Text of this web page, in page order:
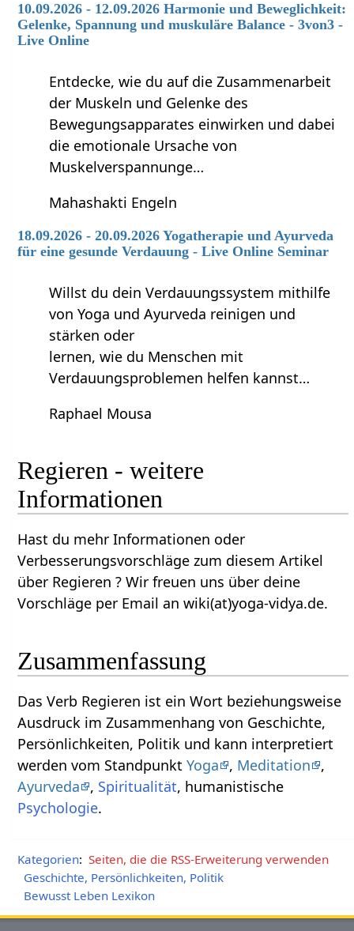
10.09.2026 - 12.09.2026 Harmonie und Beweglichkeit:
Gelenke, Spannung und muskuläre Balance - 3von3 -
Live Online
Entdecke, wie du auf die Zusammenarbeit
der Muskeln und Gelenke des
Bewegungsapparates einwirken und dabei
die emotionale Ursache von
Muskelverspannunge…
Mahashakti Engeln
18.09.2026 - 20.09.2026 Yogatherapie und Ayurveda
für eine gesunde Verdauung - Live Online Seminar
Willst du dein Verdauungssystem mithilfe
von Yoga und Ayurveda reinigen und
stärken oder
lernen, wie du Menschen mit
Verdauungsproblemen helfen kannst…
Raphael Mousa
Regieren‏‎ - weitere
Informationen
Hast du mehr Informationen oder
Verbesserungsvorschläge zum diesem Artikel
über Regieren‏‎ ? Wir freuen uns über deine
Vorschläge per Email an wiki(at)yoga-vidya.de.
Zusammenfassung
Das Verb Regieren‏‎ ist ein Wort beziehungsweise
Ausdruck im Zusammenhang von Geschichte,
Persönlichkeiten, Politik und kann interpretiert
werden vom StandpunktYoga , Meditation
,
Ayurveda
, Spiritualität, humanistische
Psychologie.
Kategorien: Seiten, die die RSS-Erweiterung verwenden
Geschichte, Persönlichkeiten, Politik
Bewusst Leben Lexikon